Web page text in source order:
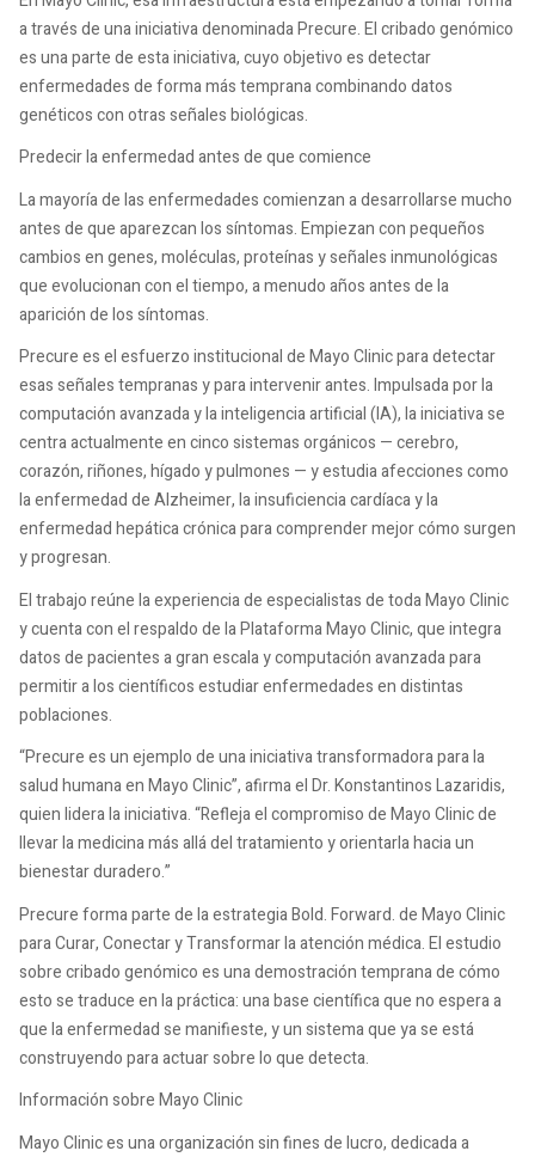
a través de una iniciativa denominada Precure. El cribado genómico
es una parte de esta iniciativa, cuyo objetivo es detectar
enfermedades de forma más temprana combinando datos
genéticos con otras señales biológicas.
Predecir la enfermedad antes de que comience
La mayoría de las enfermedades comienzan a desarrollarse mucho
antes de que aparezcan los síntomas. Empiezan con pequeños
cambios en genes, moléculas, proteínas y señales inmunológicas
que evolucionan con el tiempo, a menudo años antes de la
aparición de los síntomas.
Precure es el esfuerzo institucional de Mayo Clinic para detectar
esas señales tempranas y para intervenir antes. Impulsada por la
computación avanzada y la inteligencia artificial (IA), la iniciativa se
centra actualmente en cinco sistemas orgánicos — cerebro,
corazón, riñones, hígado y pulmones — y estudia afecciones como
la enfermedad de Alzheimer, la insuficiencia cardíaca y la
enfermedad hepática crónica para comprender mejor cómo surgen
y progresan.
El trabajo reúne la experiencia de especialistas de toda Mayo Clinic
y cuenta con el respaldo de la Plataforma Mayo Clinic, que integra
datos de pacientes a gran escala y computación avanzada para
permitir a los científicos estudiar enfermedades en distintas
poblaciones.
“Precure es un ejemplo de una iniciativa transformadora para la
salud humana en Mayo Clinic”, afirma el Dr. Konstantinos Lazaridis,
quien lidera la iniciativa. “Refleja el compromiso de Mayo Clinic de
llevar la medicina más allá del tratamiento y orientarla hacia un
bienestar duradero.”
Precure forma parte de la estrategia Bold. Forward. de Mayo Clinic
para Curar, Conectar y Transformar la atención médica. El estudio
sobre cribado genómico es una demostración temprana de cómo
esto se traduce en la práctica: una base científica que no espera a
que la enfermedad se manifieste, y un sistema que ya se está
construyendo para actuar sobre lo que detecta.
Información sobre Mayo Clinic
Mayo Clinic es una organización sin fines de lucro, dedicada a